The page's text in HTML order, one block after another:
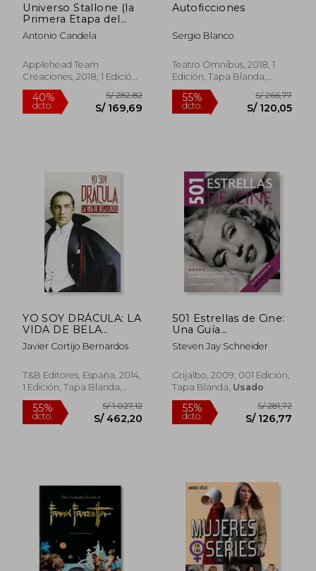
55%
dcto. S/ 77,69
55%
dcto.
Universo Stallone (la
Primera Etapa del
Mito 1946
Antonio Candela
Applehead Team
Creaciones, 2018, 1 Edición,
Tapa Blanda, Nuevo
Autoficciones
Sergio Blanco
Teatro Ómnibus, 2018, 1
Edición, Tapa Blanda,
Nuevo
YO SOY DRÁCULA: LA
VIDA DE BELA
LUGOSI
Javier Cortijo Bernardos
T&B Editores, España, 2014,
1 Edición, Tapa Blanda,
Usado
501 Estrellas de Cine:
Una Guía
Imprescindible de los
Mejores Actores de
Steven Jay Schneider
Grijalbo, 2009, 001 Edición,
Tapa Blanda, Usado